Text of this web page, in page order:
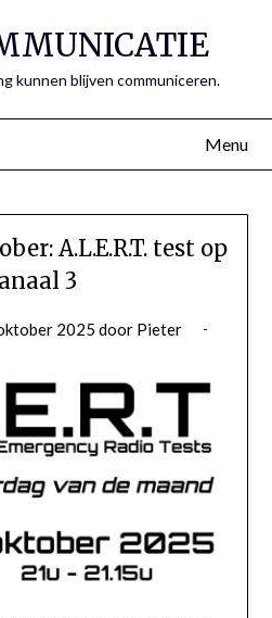
kunnen blijven communiceren.
Menu
A.L.E.R.T. test op
3
2025 door Pieter